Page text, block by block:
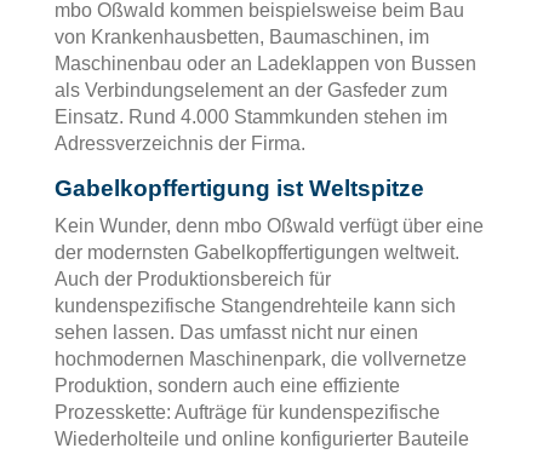
mbo Oßwald kommen beispielsweise beim Bau
von Krankenhausbetten, Baumaschinen, im
Maschinenbau oder an Ladeklappen von Bussen
als Verbindungselement an der Gasfeder zum
Einsatz. Rund 4.000 Stammkunden stehen im
Adressverzeichnis der Firma.
Gabelkopffertigung ist Weltspitze
Kein Wunder, denn mbo Oßwald verfügt über eine
der modernsten Gabelkopffertigungen weltweit.
Auch der Produktionsbereich für
kundenspezifische Stangendrehteile kann sich
sehen lassen. Das umfasst nicht nur einen
hochmodernen Maschinenpark, die vollvernetze
Produktion, sondern auch eine effiziente
Prozesskette: Aufträge für kundenspezifische
Wiederholteile und online konfigurierter Bauteile